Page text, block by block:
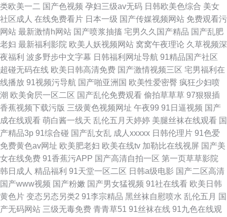
类欧美一二 国产色视频 孕妇三级av无码 日韩欧美色综合 美女
社区成人 在线免费看片 日本一级 国产传媒视频网站 免费观看污
网站 最新激情h网站 国产喷浆抽搐 宅男久久国产精品 国产乱肥
老妇 最新福利影院 欧美人妖视频网站 窝窝午夜理论 久草视频深
夜福利 波多野步中文字幕 日韩福利网址导航 91精品国产社区
超碰无码在线 欧美日韩高清免费 国产激情视频三区 宅男福利在
线播放 91视频污导航 国产啪亚洲国 欧美性爱密臀 疯狂少妇喷
潮 欧美肏屄一区二区 国产乱伦免费观看 偷拍草草草 97狠狠插
香蕉视频下载污版 三级黄色视频网址 午夜99 91日逼视频 国产
成在线观看 萌白酱一线天 乱伦五月天婷婷 美腿丝袜在线观看 国
产精品3p 91综合碰 国产乱女乱 成人xxxxx 日韩伦理片 91色爱
免费黄色av网址 欧美肥老妇 欧美在线tv 加勒比在线视屏 国产美
女在线免费 91香蕉污APP 国产高清自拍一区 第一页草草影院
韩日成人 精品福利 91天堂一区二区 日韩a级电影 国产二区高清
国产www视频 国产粉嫩 国产男女猛视频 91社在线看 欧美日韩
黄色片 变态另态另类2 91李宗精品 黑丝袜自慰喷水 乱伦五月 国
产无码网站 三级无毒免费 青青草51 91丝袜在线 91九色在线观